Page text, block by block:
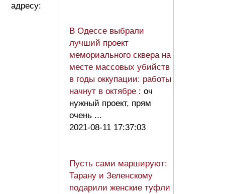
адресу:
В Одессе выбрали
лучший проект
мемориального сквера на
месте массовых убийств
в годы оккупации: работы
начнут в октябре : оч
нужный проект, прям
очень ...
2021-08-11 17:37:03
Пусть сами маршируют:
Тарану и Зеленскому
подарили женские туфли